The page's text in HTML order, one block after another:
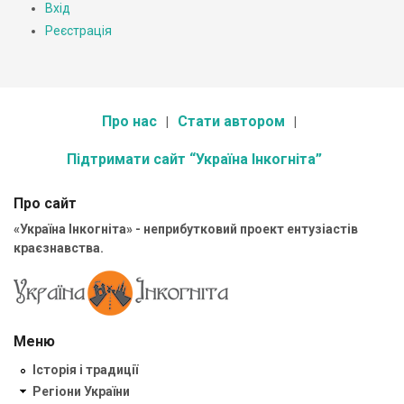
Вхід
Реєстрація
Про нас Стати автором
Підтримати сайт “Україна Інкогніта”
Про сайт
«Україна Інкогніта» - неприбутковий проект ентузіастів
краєзнавства.
Меню
Історія і традиції
Регіони України